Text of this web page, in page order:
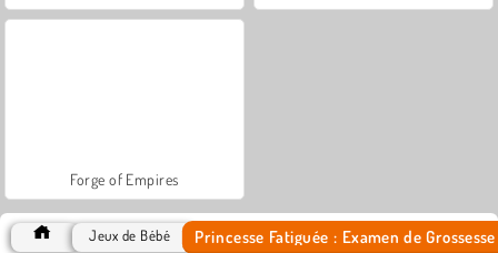
Forge of Empires
Jeux de Bébé Princesse Fatiguée : Examen de Grossesse